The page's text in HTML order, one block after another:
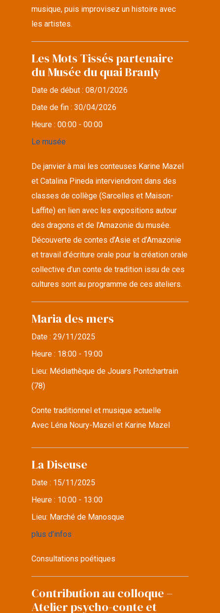
musique, puis improvisez un histoire avec
les artistes.
Les Mots Tissés partenaire
du Musée du quai Branly
Date de début :08/01/2026
Date de fin :30/04/2026
Heure :00:00 - 00:00
Le musée
De janvier à mai les conteuses Karine Mazel
et Catalina Pineda interviendront dans des
classes de collège (Sarcelles et Maison-
Laffite) en lien avec les expositions autour
des dragons et de l’Amazonie du musée.
Découverte de contes d’Asie et d’Amazonie
et travail d’écriture orale pour la création orale
collective d’un conte de tradition issu de ces
cultures sont au programme de ces ateliers.
Maria des mers
Date :29/11/2025
Heure : 18:00 - 19:00
Lieu: Médiathèque de Jouars Pontchartrain
(78)
Conte traditionnel et musique actuelle
Avec Léna Noury-Mazel et Karine Mazel
La Diseuse
Date : 15/11/2025
Heure : 10:00 - 13:00
Lieu: Marché de Manosque
plus d'infos
Consultations poétiques
Contribution au colloque –
Atelier psycho-conte et